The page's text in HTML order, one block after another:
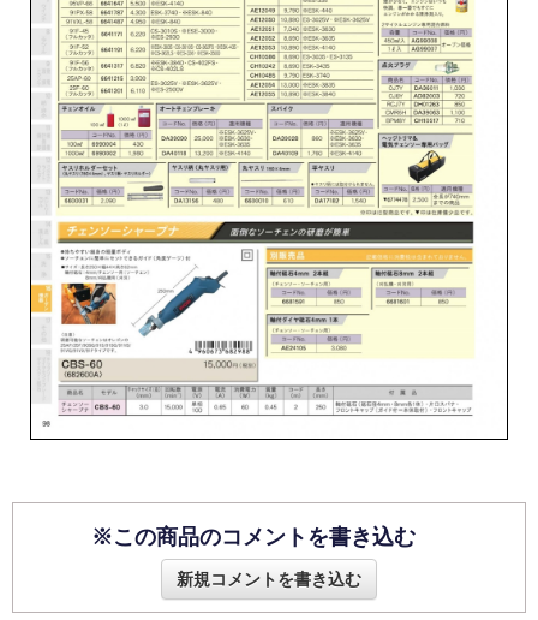
※この商品のコメントを書き込む
新規コメントを書き込む